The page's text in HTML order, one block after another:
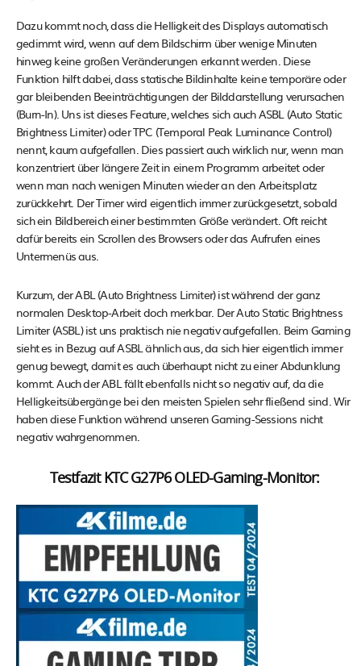
Dazu kommt noch, dass die Helligkeit des Displays automatisch
gedimmt wird, wenn auf dem Bildschirm über wenige Minuten
hinweg keine großen Veränderungen erkannt werden. Diese
Funktion hilft dabei, dass statische Bildinhalte keine temporäre oder
gar bleibenden Beeinträchtigungen der Bilddarstellung verursachen
(Burn-In). Uns ist dieses Feature, welches sich auch ASBL (Auto Static
Brightness Limiter) oder TPC (Temporal Peak Luminance Control)
nennt, kaum aufgefallen. Dies passiert auch wirklich nur, wenn man
konzentriert über längere Zeit in einem Programm arbeitet oder
wenn man nach wenigen Minuten wieder an den Arbeitsplatz
zurückkehrt. Der Timer wird eigentlich immer zurückgesetzt, sobald
sich ein Bildbereich einer bestimmten Größe verändert. Oft reicht
dafür bereits ein Scrollen des Browsers oder das Aufrufen eines
Untermenüs aus.
Kurzum, der ABL (Auto Brightness Limiter) ist während der ganz
normalen Desktop-Arbeit doch merkbar. Der Auto Static Brightness
Limiter (ASBL) ist uns praktisch nie negativ aufgefallen. Beim Gaming
sieht es in Bezug auf ASBL ähnlich aus, da sich hier eigentlich immer
genug bewegt, damit es auch überhaupt nicht zu einer Abdunklung
kommt. Auch der ABL fällt ebenfalls nicht so negativ auf, da die
Helligkeitsübergänge bei den meisten Spielen sehr fließend sind. Wir
haben diese Funktion während unseren Gaming-Sessions nicht
negativ wahrgenommen.
Testfazit KTC G27P6 OLED-Gaming-Monitor: